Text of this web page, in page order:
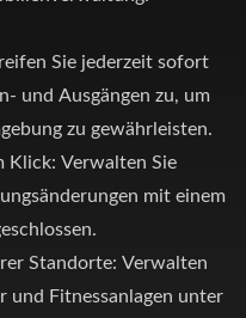
Sie jederzeit sofort
und Ausgängen zu, um
zu gewährleisten.
Klick: Verwalten Sie
mit einem
Standorte: Verwalten
und Fitnessanlagen unter